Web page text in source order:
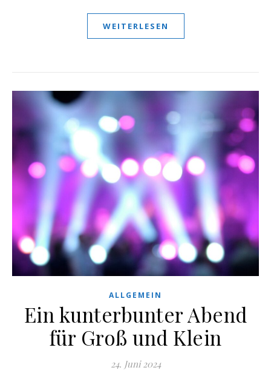
WEITERLESEN
ALLGEMEIN
Ein kunterbunter Abend
für Groß und Klein
24. Juni 2024